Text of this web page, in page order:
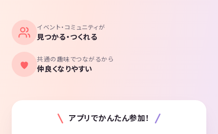
イベント・コミュニティが
見つかる・つくれる
共通の趣味でつながるから
仲良くなりやすい
アプリでかんたん参加！